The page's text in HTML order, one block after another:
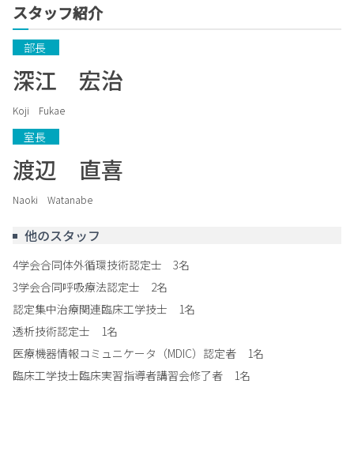
スタッフ紹介
部長
深江 宏治
Koji Fukae
室長
渡辺 直喜
Naoki Watanabe
他のスタッフ
4学会合同体外循環技術認定士 3名
3学会合同呼吸療法認定士 2名
認定集中治療関連臨床工学技士 1名
透析技術認定士 1名
医療機器情報コミュニケータ（MDIC）認定者 1名
臨床工学技士臨床実習指導者講習会修了者 1名